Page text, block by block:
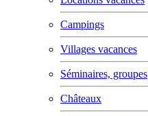
Campings
Villages vacances
Séminaires, groupes
Châteaux